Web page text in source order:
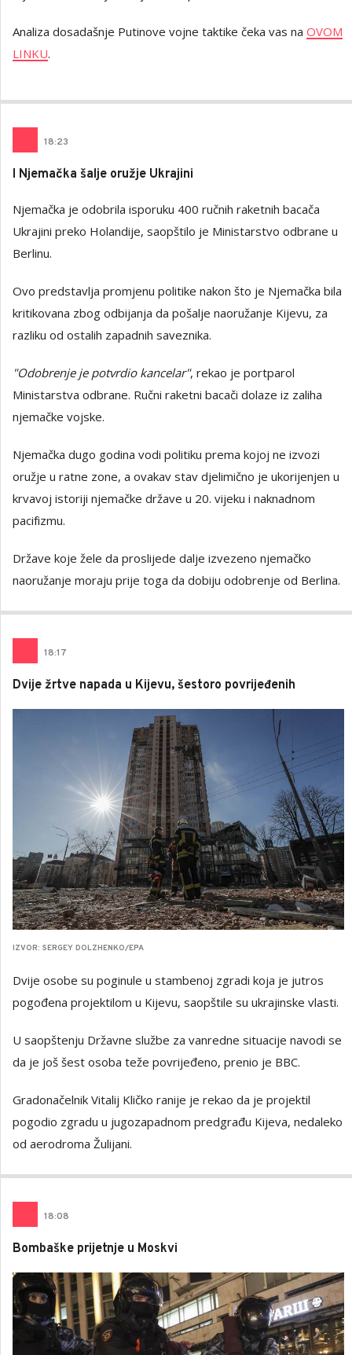
Analiza dosadašnje Putinove vojne taktike čeka vas na OVOM
LINKU.
18:23
I Njemačka šalje oružje Ukrajini
Njemačka je odobrila isporuku 400 ručnih raketnih bacača
Ukrajini preko Holandije, saopštilo je Ministarstvo odbrane u
Berlinu.
Ovo predstavlja promjenu politike nakon što je Njemačka bila
kritikovana zbog odbijanja da pošalje naoružanje Kijevu, za
razliku od ostalih zapadnih saveznika.
"Odobrenje je potvrdio kancelar", rekao je portparol
Ministarstva odbrane. Ručni raketni bacači dolaze iz zaliha
njemačke vojske.
Njemačka dugo godina vodi politiku prema kojoj ne izvozi
oružje u ratne zone, a ovakav stav djelimično je ukorijenjen u
krvavoj istoriji njemačke države u 20. vijeku i naknadnom
pacifizmu.
Države koje žele da proslijede dalje izvezeno njemačko
naoružanje moraju prije toga da dobiju odobrenje od Berlina.
18:17
Dvije žrtve napada u Kijevu, šestoro povrijeđenih
IZVOR: SERGEY DOLZHENKO/EPA
Dvije osobe su poginule u stambenoj zgradi koja je jutros
pogođena projektilom u Kijevu, saopštile su ukrajinske vlasti.
U saopštenju Državne službe za vanredne situacije navodi se
da je još šest osoba teže povrijeđeno, prenio je BBC.
Gradonačelnik Vitalij Kličko ranije je rekao da je projektil
pogodio zgradu u jugozapadnom predgrađu Kijeva, nedaleko
od aerodroma Žulijani.
18:08
Bombaške prijetnje u Moskvi